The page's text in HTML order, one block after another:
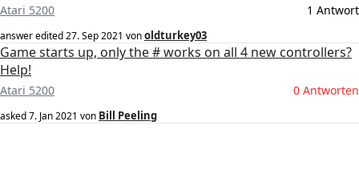
Atari 5200 1 Antwort
answer edited27. Sep 2021 vonoldturkey03
Game starts up, only the # works on all 4 new controllers?
Help!
Atari 5200 0 Antworten
asked7. Jan 2021 von Bill Peeling